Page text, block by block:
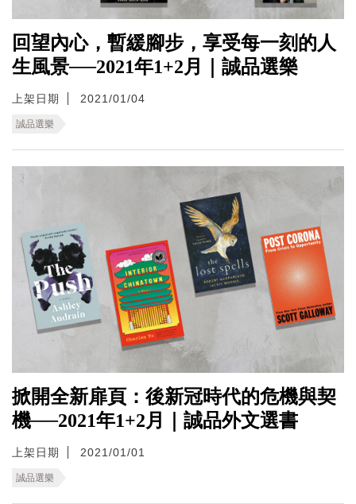
回望內心，暫緩腳步，享受每一刻的人
生風景──2021年1+2月｜誠品選樂
上架日期 2021/01/04
誠品選樂
掀開全新扉頁：後新冠時代的危機與契
機──2021年1+2月｜誠品外文選書
上架日期 2021/01/01
誠品選樂